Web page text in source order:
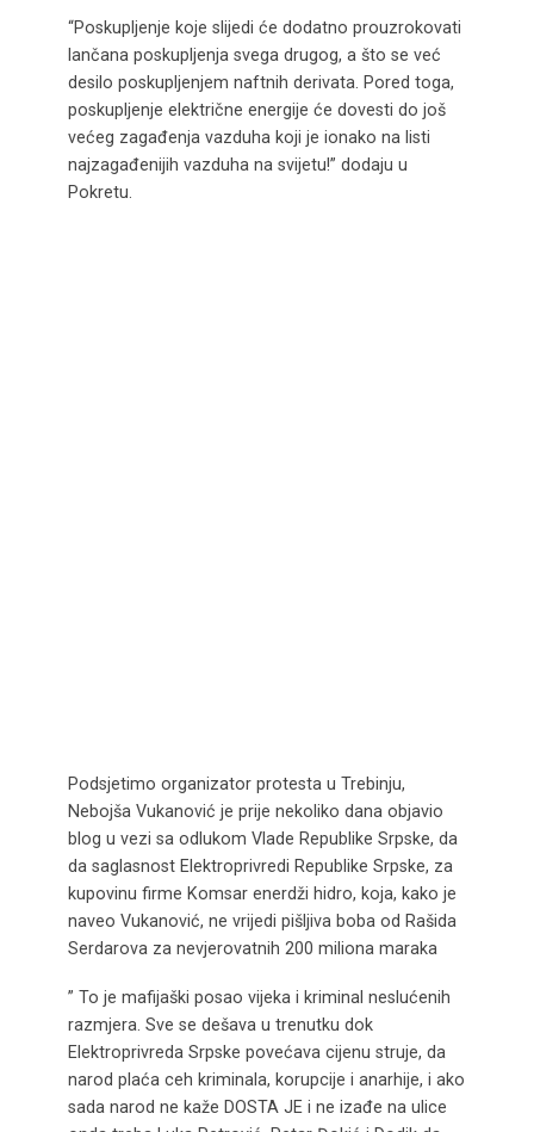
“Poskupljenje koje slijedi će dodatno prouzrokovati
lančana poskupljenja svega drugog, a što se već
desilo poskupljenjem naftnih derivata. Pored toga,
poskupljenje električne energije će dovesti do još
većeg zagađenja vazduha koji je ionako na listi
najzagađenijih vazduha na svijetu!” dodaju u
Pokretu.
Podsjetimo organizator protesta u Trebinju,
Nebojša Vukanović je prije nekoliko dana objavio
blog u vezi sa odlukom Vlade Republike Srpske, da
da saglasnost Elektroprivredi Republike Srpske, za
kupovinu firme Komsar enerdži hidro, koja, kako je
naveo Vukanović, ne vrijedi pišljiva boba od Rašida
Serdarova za nevjerovatnih 200 miliona maraka
” To je mafijaški posao vijeka i kriminal neslućenih
razmjera. Sve se dešava u trenutku dok
Elektroprivreda Srpske povećava cijenu struje, da
narod plaća ceh kriminala, korupcije i anarhije, i ako
sada narod ne kaže DOSTA JE i ne izađe na ulice